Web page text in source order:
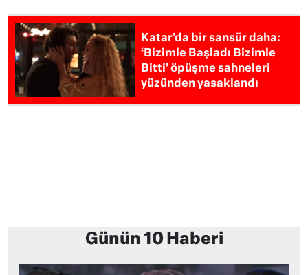
Katar’da bir sansür daha:
‘Bizimle Başladı Bizimle
Bitti’ öpüşme sahneleri
yüzünden yasaklandı
Günün 10 Haberi